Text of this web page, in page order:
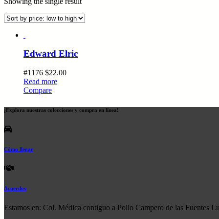
Edward Elric
#1176 $22.00
Read more
Compare
¡Explora nuestras colecciones y compra en línea!
Cómo llegar
Acuerdos
Estamos en: Col. Médica contiguo a Pollo Campero de las Fuentes